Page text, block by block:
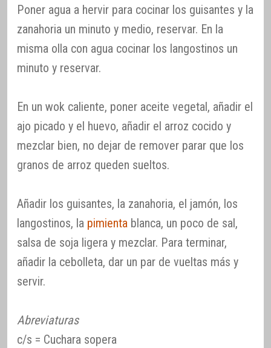
Poner agua a hervir para cocinar los guisantes y la
zanahoria un minuto y medio, reservar. En la
misma olla con agua cocinar los langostinos un
minuto y reservar.
En un wok caliente, poner aceite vegetal, añadir el
ajo picado y el huevo, añadir el arroz cocido y
mezclar bien, no dejar de remover parar que los
granos de arroz queden sueltos.
Añadir los guisantes, la zanahoria, el jamón, los
langostinos, la pimienta blanca, un poco de sal,
salsa de soja ligera y mezclar. Para terminar,
añadir la cebolleta, dar un par de vueltas más y
servir.
Abreviaturas
c/s = Cuchara sopera